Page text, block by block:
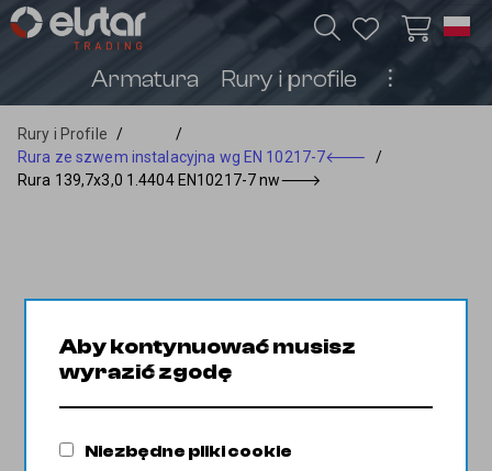
Armatura Rury i profile ︙
Rury i Profile /
/
Rura ze szwem instalacyjna wg EN 10217-7🡐
/
Rura 139,7x3,0 1.4404 EN10217-7 nw🡒
Aby kontynuować musisz
wyrazić zgodę
Niezbędne pliki cookie